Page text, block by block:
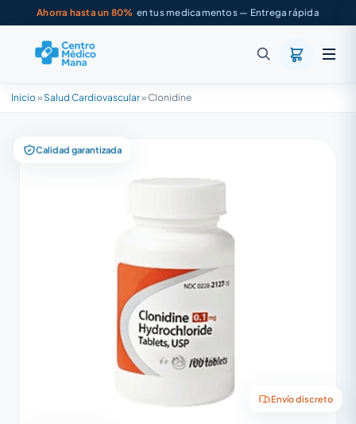
Ahorra hasta un 80% en tus medicamentos — Entrega rápida
Inicio» Salud Cardiovascular»Clonidine
Calidad garantizada
Envío discreto